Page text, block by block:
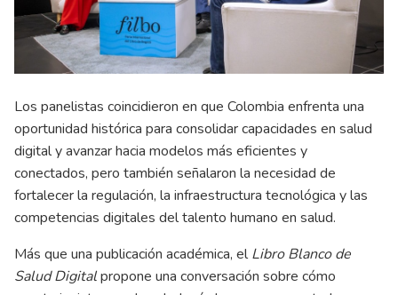
Los panelistas coincidieron en que Colombia enfrenta una
oportunidad histórica para consolidar capacidades en salud
digital y avanzar hacia modelos más eficientes y
conectados, pero también señalaron la necesidad de
fortalecer la regulación, la infraestructura tecnológica y las
competencias digitales del talento humano en salud.
Más que una publicación académica, elLibro Blanco de
Salud Digitalpropone una conversación sobre cómo